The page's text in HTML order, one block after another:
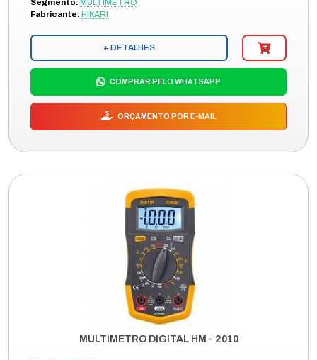
Segmento: MULTIMETRO
Fabricante: HIKARI
+ DETALHES
COMPRAR PELO WHATSAPP
ORÇAMENTO POR E-MAIL
MULTIMETRO DIGITAL HM - 2010